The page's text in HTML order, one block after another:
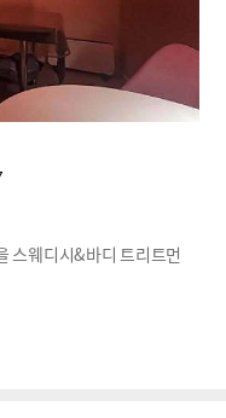
스웨디시&바디 트리트먼